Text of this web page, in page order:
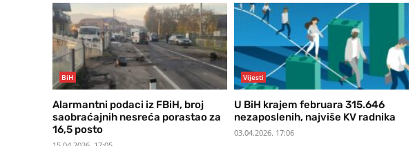
BiH
Alarmantni podaci iz FBiH, broj
saobraćajnih nesreća porastao za
16,5 posto
Vijesti
U BiH krajem februara 315.646
nezaposlenih, najviše KV radnika
03.04.2026. 17:06